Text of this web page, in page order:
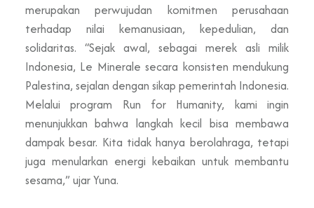
merupakan perwujudan komitmen perusahaan
terhadap nilai kemanusiaan, kepedulian, dan
solidaritas. “Sejak awal, sebagai merek asli milik
Indonesia, Le Minerale secara konsisten mendukung
Palestina, sejalan dengan sikap pemerintah Indonesia.
Melalui program Run for Humanity, kami ingin
menunjukkan bahwa langkah kecil bisa membawa
dampak besar. Kita tidak hanya berolahraga, tetapi
juga menularkan energi kebaikan untuk membantu
sesama,” ujar Yuna.